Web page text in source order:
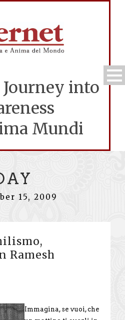
into
Mundi
15, 2009
Ramesh
Immagina, se vuoi, che